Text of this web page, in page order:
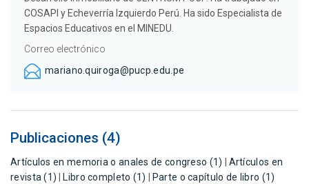
COSAPI y Echeverría Izquierdo Perú. Ha sido Especialista de
Espacios Educativos en el MINEDU.
Correo electrónico
mariano.quiroga@pucp.edu.pe
Publicaciones (4)
Artículos en memoria o anales de congreso (1)
Artículos en
revista (1)
Libro completo (1) Parte o capítulo de libro (1)